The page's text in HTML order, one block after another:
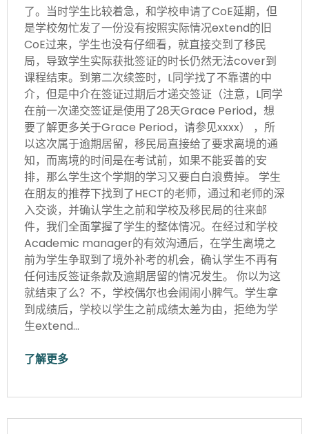
了。当时学生比较着急，和学校申请了CoE延期，但
是学校匆忙发了一份没有按照实际情况extend的旧
CoE过来，学生也没有仔细看，就直接交到了移民
局，导致学生实际获批签证的时长仍然无法cover到
课程结束。到第二次续签时，L同学找了不靠谱的中
介，但是中介在签证过期后才递交签证（注意，L同学
在前一次递交签证是使用了28天Grace Period，想
要了解更多关于Grace Period，请参见xxxx） ，所
以这次属于逾期居留，移民局直接给了要求离境的通
知，而离境的时间是在考试前，如果不能妥善的安
排，那么学生这个学期的学习又要白白浪费掉。 学生
在朋友的推荐下找到了HECT的老师，通过和老师的深
入交谈，并确认学生之前和学校及移民局的往来邮
件，我们全面掌握了学生的整体情况。在经过和学校
Academic manager的有效沟通后，在学生离境之
前为学生争取到了境外补考的机会，确认学生不再有
任何违反签证条款及逾期居留的情况发生。 你以为这
就结束了么？不，学校偶尔也会闹闹小脾气。学生拿
到成绩后，学校以学生之前成绩太差为由，拒绝为学
生extend…
了解更多